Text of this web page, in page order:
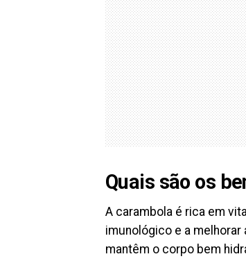
Quais são os
A carambola é rica em
imunológico e a
mantêm o corpo bem